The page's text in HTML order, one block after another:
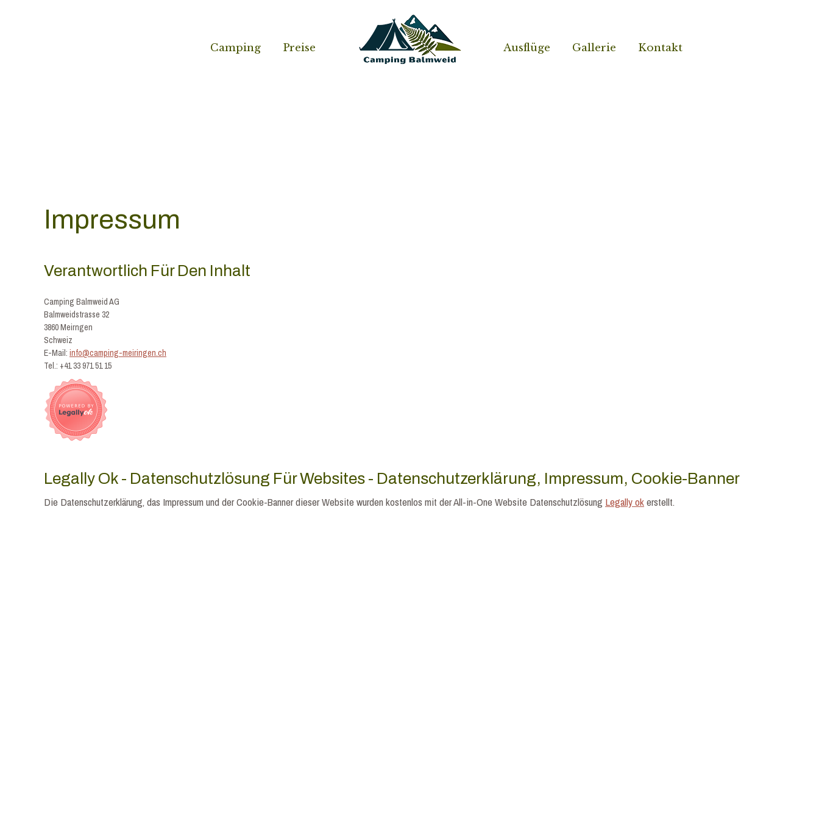
Camping Preise Ausflüge Gallerie Kontakt
Impressum
Verantwortlich Für Den Inhalt
Camping Balmweid AG
Balmweidstrasse 32
3860 Meirngen
Schweiz
E-Mail: info@camping-meiringen.ch
Tel.: +41 33 971 51 15
Legally Ok - Datenschutzlösung Für Websites - Datenschutzerklärung, Impressum, Cookie-Banner
Die Datenschutzerklärung, das Impressum und der Cookie-Banner dieser Website wurden kostenlos mit der All-in-One Website Datenschutzlösung Legally okerstellt.
Camping Preise Ausflüge Gallerie Kontakt